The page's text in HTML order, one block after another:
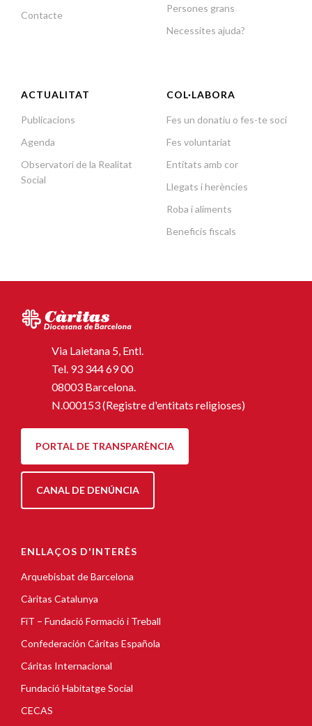
Contacte
Persones grans
Necessites ajuda?
ACTUALITAT
Publicacions
Agenda
Observatori de la Realitat
Social
COL·LABORA
Fes un donatiu o fes-te soci
Fes voluntariat
Entitats amb cor
Llegats i herències
Roba i aliments
Beneficis fiscals
Via Laietana 5, Entl.
Tel. 93 344 69 00
08003 Barcelona.
N.000153 (Registre d'entitats religioses)
PORTAL DE TRANSPARÈNCIA
CANAL DE DENÚNCIA
ENLLAÇOS D'INTERÈS
Arquebisbat de Barcelona
Càritas Catalunya
FiT – Fundació Formació i Treball
Confederación Cáritas Española
Cáritas Internacional
Fundació Habitatge Social
CECAS